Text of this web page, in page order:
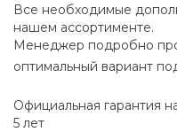
Все необходимые
нашем ассортименте.
Менеджер подробно
оптимальный вариант
Официальная гарантия
5 лет